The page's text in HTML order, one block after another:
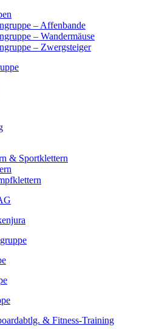
– Affenbande
– Wandermäuse
– Zwergsteiger
& Sportklettern
& Fitness-Training